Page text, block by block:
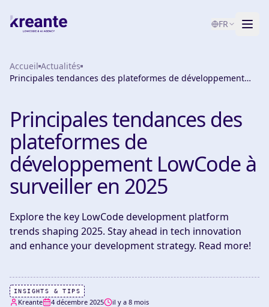
FR
Services
À propos
Test de maturité IA
Contact
Accueil Actualités
Principales tendances des plateformes de développement
Principales tendances des
plateformes de
développement LowCode à
surveiller en 2025
Explore the key LowCode development platform
trends shaping 2025. Stay ahead in tech innovation
and enhance your development strategy. Read more!
INSIGHTS & TIPS
Kreante 4 décembre 2025 il y a 8 mois